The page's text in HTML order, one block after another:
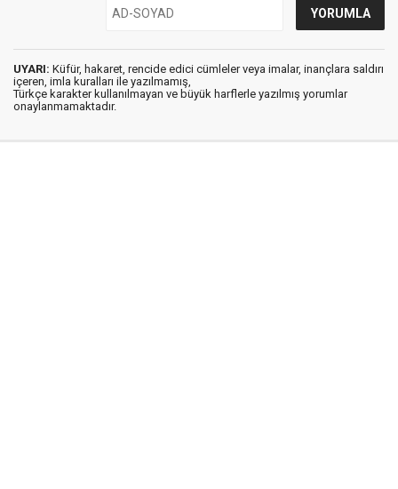
UYARI: Küfür, hakaret, rencide edici cümleler veya imalar, inançlara saldırı
içeren, imla kuralları ile yazılmamış,
Türkçe karakter kullanılmayan ve büyük harflerle yazılmış yorumlar
onaylanmamaktadır.